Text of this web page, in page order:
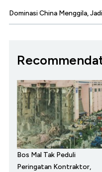
Dominasi China Menggila,
Bos Mal Tak Peduli
Peringatan Kontraktor,